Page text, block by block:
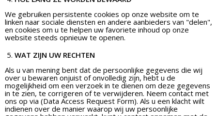
We gebruiken persistente cookies op onze website om te
linken naar sociale diensten en andere aanbieders van "delen",
en cookies om u te helpen uw favoriete inhoud op onze
website steeds opnieuw te openen.
WAT ZIJN UW RECHTEN
Als u van mening bent dat de persoonlijke gegevens die wij
over u bewaren onjuist of onvolledig zijn, hebt u de
mogelijkheid om een verzoek in te dienen om deze gegevens
in te zien, te corrigeren of te verwijderen. Neem contact met
ons op via (Data Access Request Form). Als u een klacht wilt
indienen over de manier waarop wij uw persoonlijke